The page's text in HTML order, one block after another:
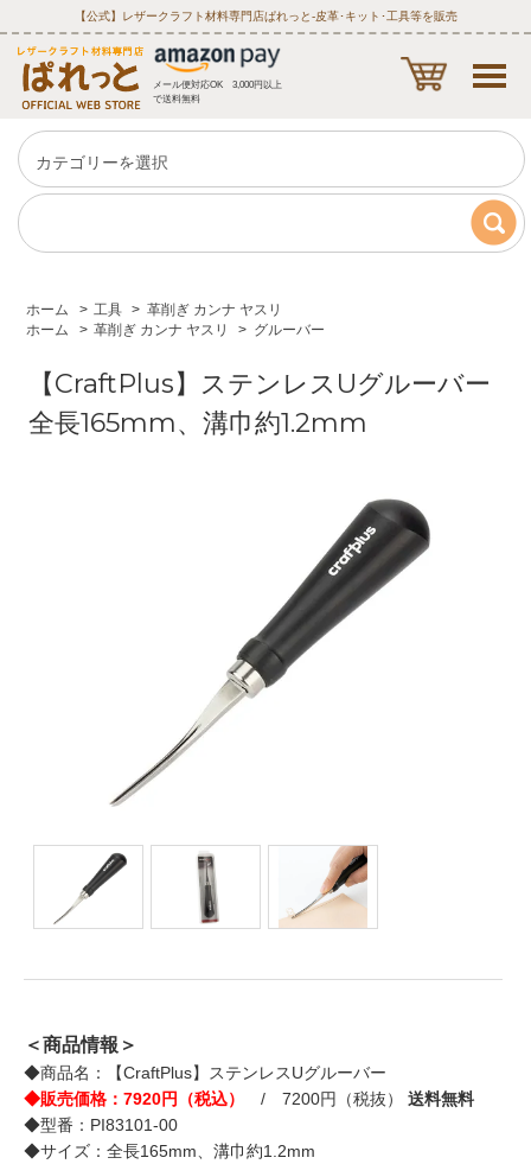
【公式】レザークラフト材料専門店ぱれっと‐皮革･キット･工具等を販売
メール便対応OK 3,000円以上
で送料無料
ホーム > 工具 > 革削ぎ カンナ ヤスリ
ホーム
> 革削ぎ カンナ ヤスリ > グルーバー
【CraftPlus】ステンレスUグルーバー
全長165mm、溝巾約1.2mm
＜商品情報＞
◆商品名：【CraftPlus】ステンレスUグルーバー
◆販売価格：7920円（税込）
/ 7200円（税抜） 送料無料
◆型番：PI83101-00
◆サイズ：全長165mm、溝巾約1.2mm